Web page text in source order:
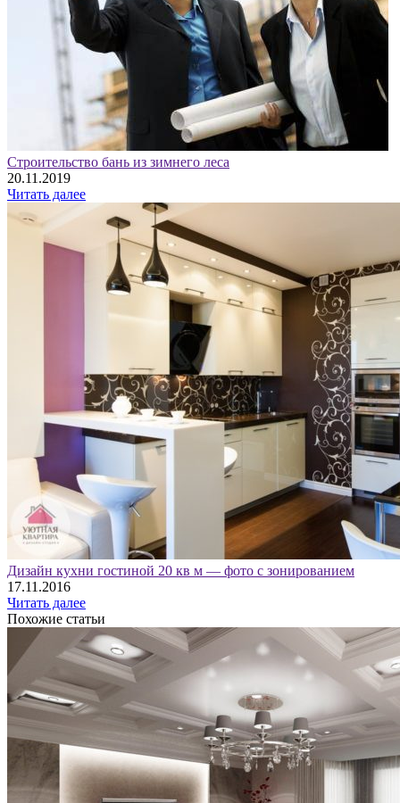
Строительство бань из зимнего леса
20.11.2019
Читать далее
Дизайн кухни гостиной 20 кв м — фото с зонированием
17.11.2016
Читать далее
Похожие статьи